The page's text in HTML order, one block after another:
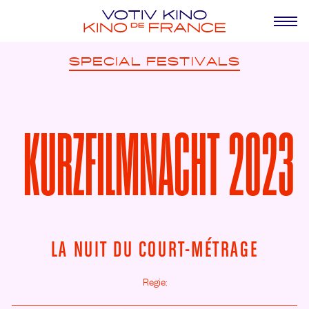
SPECIAL FESTIVALS
KURZFILMNACHT 2023
LA NUIT DU COURT-MÉTRAGE
Regie: